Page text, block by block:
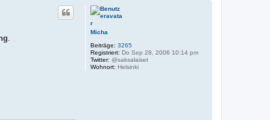
Micha
Beiträge: 3265
Registriert: Do Sep 28, 2006 10:14 pm
Twitter: @saksalaiset
Wohnort: Helsinki